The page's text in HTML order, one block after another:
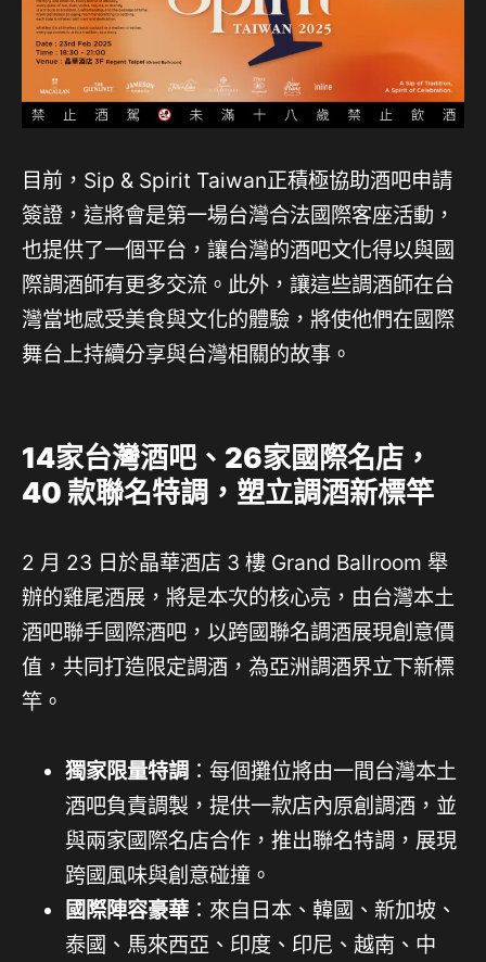
⽬前，Sip & Spirit Taiwan正積極協助酒吧申請
簽證，這將會是第⼀場台灣合法國際客座活動，
也提供了一個平台，讓台灣的酒吧文化得以與國
際調酒師有更多交流。此外，讓這些調酒師在台
灣當地感受美食與文化的體驗，將使他們在國際
舞台上持續分享與台灣相關的故事。
14家台灣酒吧、26家國際名店，
40 款聯名特調，塑立調酒新標竿
2 月 23 日於晶華酒店 3 樓 Grand Ballroom 舉
辦的雞尾酒展，將是本次的核心亮，由台灣本土
酒吧聯手國際酒吧，以跨國聯名調酒展現創意價
值，共同打造限定調酒，為亞洲調酒界立下新標
竿。
獨家限量特調 ：每個攤位將由一間台灣本土
酒吧負責調製，提供一款店內原創調酒，並
與兩家國際名店合作，推出聯名特調，展現
跨國風味與創意碰撞。
國際陣容豪華 ：來自日本、韓國、新加坡、
泰國、馬來西亞、印度、印尼、越南、中